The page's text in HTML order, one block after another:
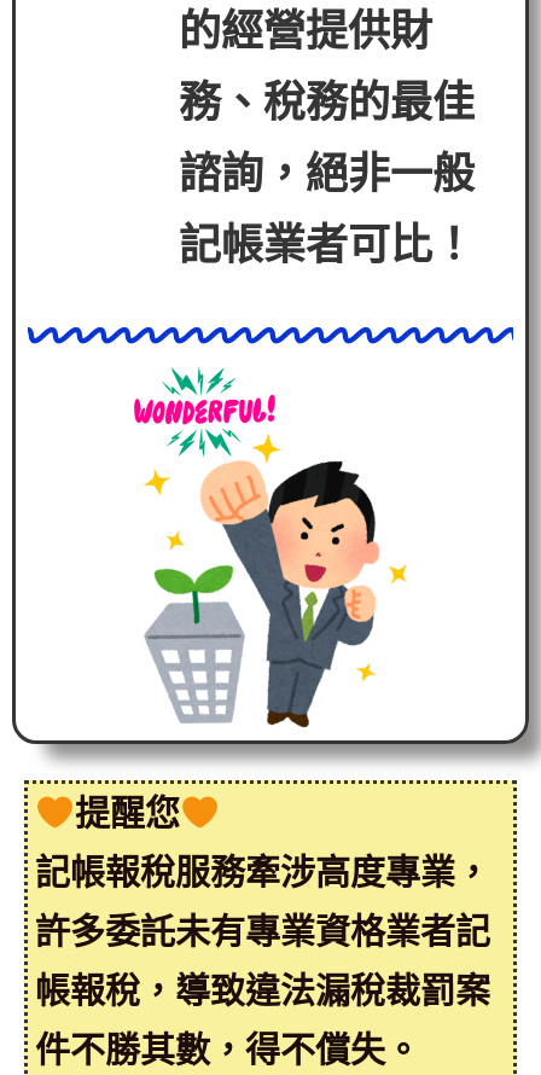
的經營提供財
務、稅務的最佳
諮詢，絕非一般
記帳業者可比！
提醒您
記帳報稅服務牽涉高度專業，
許多委託未有專業資格業者記
帳報稅，導致違法漏稅裁罰案
件不勝其數，得不償失。